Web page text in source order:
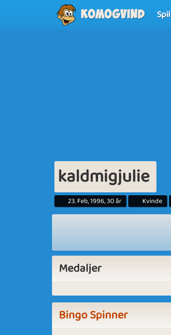
Komogvind Spil
kaldmigjulie
23. Feb, 1996, 30 år Kvinde
Medaljer
Bingo Spinner